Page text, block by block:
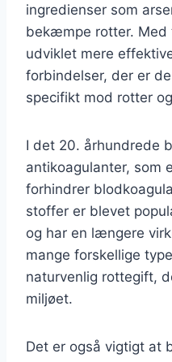
ingredienser som
bekæmpe rotter. Med
udviklet mere
forbindelser, der er
specifikt mod rotter
I det 20. århundrede
antikoagulanter, som
forhindrer
stoffer er blevet
og har en længere
mange forskellige
naturvenlig rottegift,
miljøet.
Det er også vigtigt at